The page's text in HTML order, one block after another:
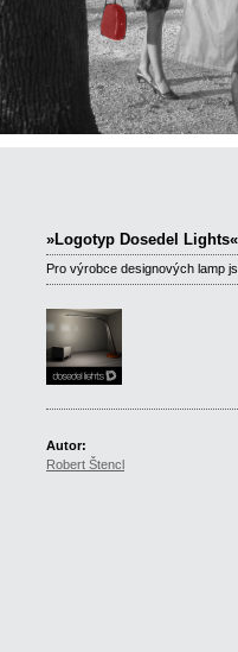
»Logotyp Dosedel Lights«
Pro výrobce designových lamp
Autor:
Robert Štencl